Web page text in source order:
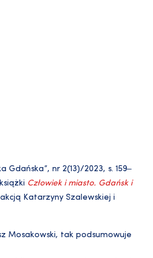
Gdańska”, nr 2(13)/2023, s. 159‒
Człowiek i miasto. Gdańsk i
Katarzyny Szalewskiej i
Mosakowski, tak podsumowuje